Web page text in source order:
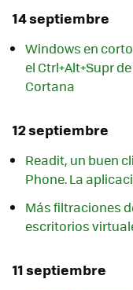
14 septiembre
Windows en
el Ctrl+Alt+Supr
Cortana
12 septiembre
Readit, un buen
Phone. La
Más filtraciones
escritorios
11 septiembre